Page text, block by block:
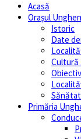
Acasă
Orașul
Istoric
Date
Cultură
Primăria